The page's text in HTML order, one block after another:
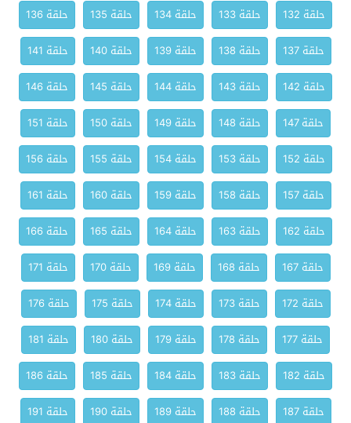
حلقة 132 حلقة 133 حلقة 134 حلقة 135
حلقة 136
حلقة 137
حلقة 138 حلقة 139 حلقة 140
حلقة 141
حلقة 142
حلقة 143 حلقة 144 حلقة 145
حلقة 146
حلقة 147
حلقة 148 حلقة 149 حلقة 150
حلقة 151
حلقة 152
حلقة 153 حلقة 154 حلقة 155
حلقة 156
حلقة 157
حلقة 158 حلقة 159 حلقة 160
حلقة 161
حلقة 162
حلقة 163 حلقة 164 حلقة 165
حلقة 166
حلقة 167
حلقة 168 حلقة 169 حلقة 170
حلقة 171
حلقة 172
حلقة 173 حلقة 174 حلقة 175
حلقة 176
حلقة 177
حلقة 178 حلقة 179 حلقة 180
حلقة 181
حلقة 182
حلقة 183 حلقة 184 حلقة 185
حلقة 186
حلقة 187
حلقة 188 حلقة 189 حلقة 190
حلقة 191